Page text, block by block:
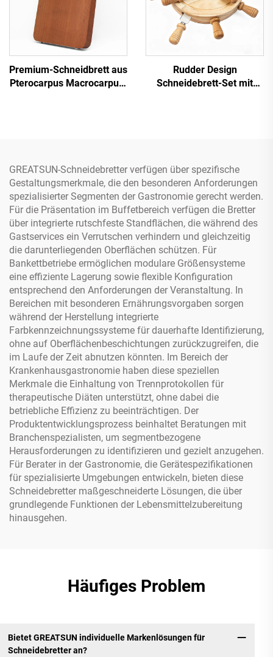
Premium-Schneidbrett aus
Pterocarpus Macrocarpus-
Rudder Design
Schneidebrett-Set mit
GREATSUN-Schneidebretter verfügen über spezifische
Gestaltungsmerkmale, die den besonderen Anforderungen
spezialisierter Segmenten der Gastronomie gerecht werden.
Für die Präsentation im Buffetbereich verfügen die Bretter
über integrierte rutschfeste Standflächen, die während des
Gastservices ein Verrutschen verhindern und gleichzeitig
die darunterliegenden Oberflächen schützen. Für
Bankettbetriebe ermöglichen modulare Größensysteme
eine effiziente Lagerung sowie flexible Konfiguration
entsprechend den Anforderungen der Veranstaltung. In
Bereichen mit besonderen Ernährungsvorgaben sorgen
während der Herstellung integrierte
Farbkennzeichnungssysteme für dauerhafte Identifizierung,
ohne auf Oberflächenbeschichtungen zurückzugreifen, die
im Laufe der Zeit abnutzen könnten. Im Bereich der
Krankenhausgastronomie haben diese speziellen
Merkmale die Einhaltung von Trennprotokollen für
therapeutische Diäten unterstützt, ohne dabei die
betriebliche Effizienz zu beeinträchtigen. Der
Produktentwicklungsprozess beinhaltet Beratungen mit
Branchenspezialisten, um segmentbezogene
Herausforderungen zu identifizieren und gezielt anzugehen.
Für Berater in der Gastronomie, die Gerätespezifikationen
für spezialisierte Umgebungen entwickeln, bieten diese
Schneidebretter maßgeschneiderte Lösungen, die über
grundlegende Funktionen der Lebensmittelzubereitung
hinausgehen.
Häufiges Problem
Bietet GREATSUN individuelle Markenlösungen für
Schneidebretter an?